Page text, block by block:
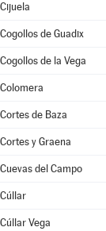
Cijuela
Cogollos de Guadix
Cogollos de la Vega
Colomera
Cortes de Baza
Cortes y Graena
Cuevas del Campo
Cúllar
Cúllar Vega